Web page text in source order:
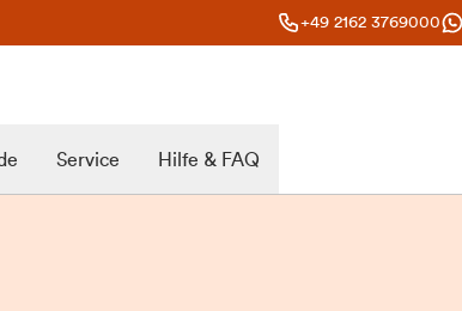
+49 2162 3769000
Service Hilfe & FAQ